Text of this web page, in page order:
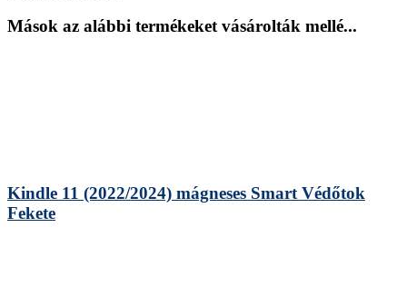
Mások az alábbi termékeket vásárolták mellé...
Kindle 11 (2022/2024) mágneses Smart Védőtok
Fekete